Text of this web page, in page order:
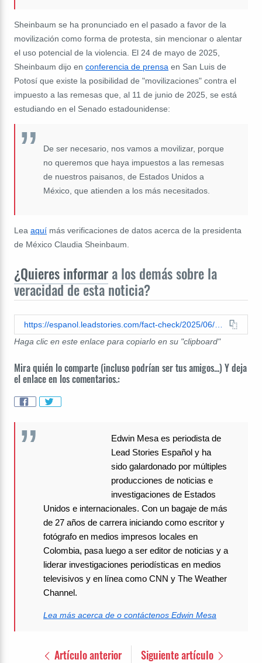
Sheinbaum se ha pronunciado en el pasado a favor de la
movilización como forma de protesta, sin mencionar o alentar
el uso potencial de la violencia. El 24 de mayo de 2025,
Sheinbaum dijo en conferencia de prensa en San Luis de
Potosí que existe la posibilidad de "movilizaciones" contra el
impuesto a las remesas que, al 11 de junio de 2025, se está
estudiando en el Senado estadounidense:
De ser necesario, nos vamos a movilizar, porque
no queremos que haya impuestos a las remesas
de nuestros paisanos, de Estados Unidos a
México, que atienden a los más necesitados.
Lea aquí más verificaciones de datos acerca de la presidenta
de México Claudia Sheinbaum.
¿Quieres informar a los demás sobre la
veracidad de esta noticia?
Haga clic en este enlace para copiarlo en su "clipboard"
Mira quién lo comparte (incluso podrían ser tus amigos...) Y deja
el enlace en los comentarios.:
Edwin Mesa es periodista de
Lead Stories Español y ha
sido galardonado por múltiples
producciones de noticias e
investigaciones de Estados
Unidos e internacionales. Con un bagaje de más
de 27 años de carrera iniciando como escritor y
fotógrafo en medios impresos locales en
Colombia, pasa luego a ser editor de noticias y a
liderar investigaciones periodísticas en medios
televisivos y en línea como CNN y The Weather
Channel.
Lea más acerca de o contáctenos Edwin Mesa
Artículo anterior Siguiente artículo